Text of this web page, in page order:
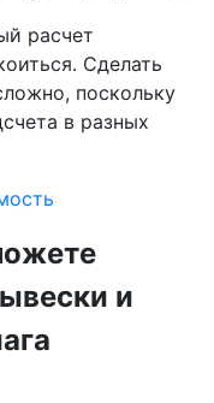
расчет
Сделать
поскольку
в разных
и